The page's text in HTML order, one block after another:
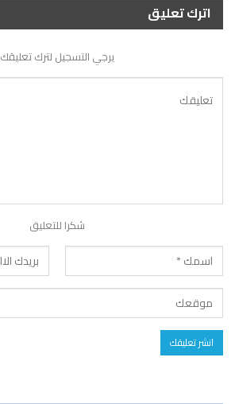
اترك تعليق
يرجي التسجيل لترك تعليقك
شكرا للتعليق